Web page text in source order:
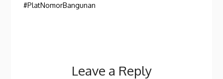
#PlatNomorBangunan
Leave a Reply